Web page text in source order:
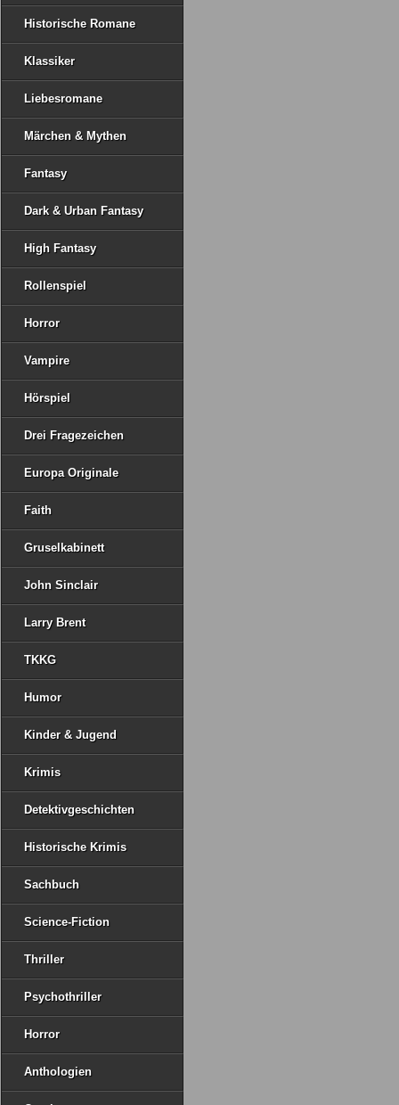
Historische Romane
Klassiker
Liebesromane
Märchen & Mythen
Fantasy
Dark & Urban Fantasy
High Fantasy
Rollenspiel
Horror
Vampire
Hörspiel
Drei Fragezeichen
Europa Originale
Faith
Gruselkabinett
John Sinclair
Larry Brent
TKKG
Humor
Kinder & Jugend
Krimis
Detektivgeschichten
Historische Krimis
Sachbuch
Science-Fiction
Thriller
Psychothriller
Horror
Anthologien